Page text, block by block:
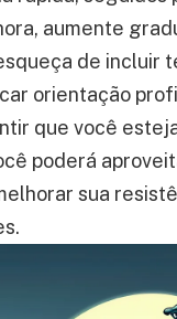
aumente
de incluir
orientação
que você
poderá
sua